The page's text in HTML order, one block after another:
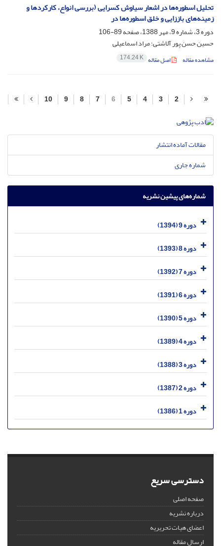
تحلیل اسطوره‌ها در اشعار سیاوش کسرایی (بررسی انواع، کارکردها و
زمینه‌های باززایی و خلق اسطوره‌ها در
دوره 3، شماره 9، مهر 1388، صفحه
89-106
حسین حسن پور آلاشتی؛ مراد اسماعیلی
مشاهده مقاله اصل مقاله 174.24 K
2
3
4
5
6
7
8
9
10
مقالات آماده انتشار
شماره جاری
شماره‌های پیشین نشریه
دوره 9 (1394)
دوره 8 (1393)
دوره 7 (1392)
دوره 6 (1391)
دوره 5 (1390)
دوره 4 (1389)
دوره 3 (1388)
دوره 2 (1387)
دوره 1 (1386)
دسترسی سریع
صفحه اصلی
درباره نشریه
اعضای هیات تحریریه
ارسال مقاله